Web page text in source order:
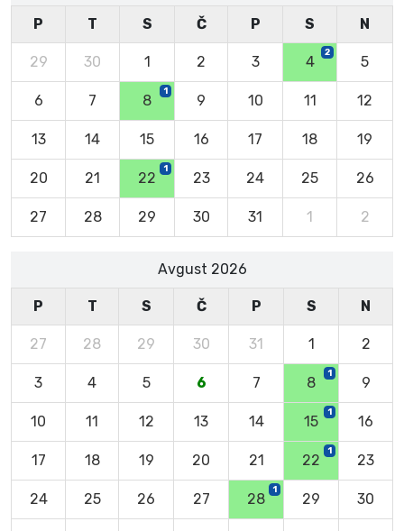
P T S Č P S N
29 30 1 2 3 4
2
5
6 7 8
1
9 10 11 12
13 14 15 16 17 18 19
20 21 22
1
23 24 25 26
27 28 29 30 31 1 2
Avgust 2026
P T S Č P S N
27 28 29 30 31 1 2
3 4 5 6 7 8
1
9
10 11 12 13 14 15
1
16
17 18 19 20 21 22
1
23
24 25 26 27 28
1
29 30